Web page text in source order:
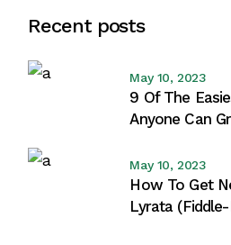
Recent posts
May 10, 2023
9 Of The
Anyone Can
May 10, 2023
How To Get
Lyrata